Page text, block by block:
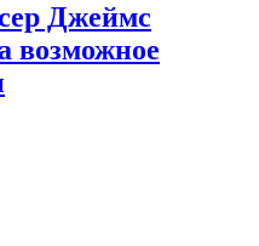
Джеймс
возможное